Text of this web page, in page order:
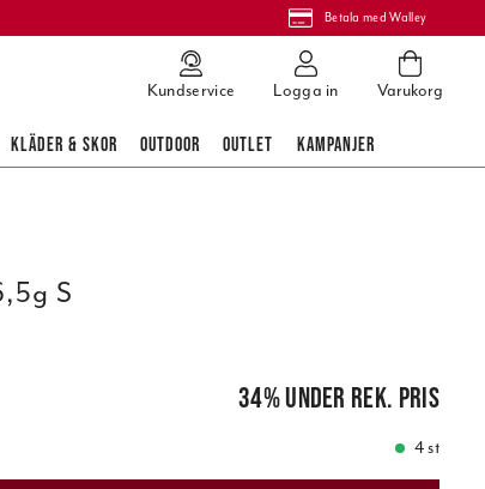
Betala med Walley
Kundservice Logga in Varukorg
KLÄDER & SKOR OUTDOOR OUTLET KAMPANJER
S
34%under rek. pris
4 st